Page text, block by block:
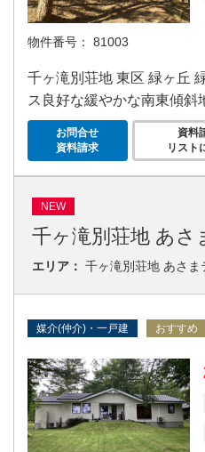
物件番号： 81003
千ヶ滝別荘地 東区 緑ヶ丘
ス良好な緩やかな南東傾斜
お問合せ
資料請求
資料
リスト
千ヶ滝別荘地 あさ
NEW
エリア： 千ヶ滝別荘地 あさま
媒介(仲介)・一戸建 おすすめ